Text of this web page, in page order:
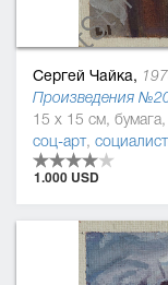
Сергей Чайка,
Произведения №20
15 x 15 см,
соц-арт,
1.000 USD